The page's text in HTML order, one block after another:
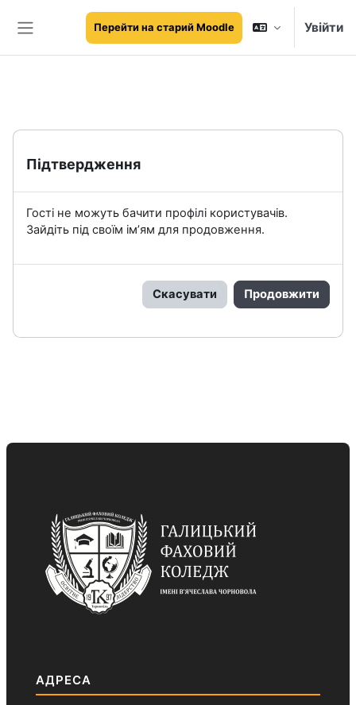
Бокова панель
Перейти на старий Moodle Увійти
Підтвердження
Гості не можуть бачити профілі користувачів.
Зайдіть під своїм ім’ям для продовження.
Скасувати Продовжити
АДРЕСА